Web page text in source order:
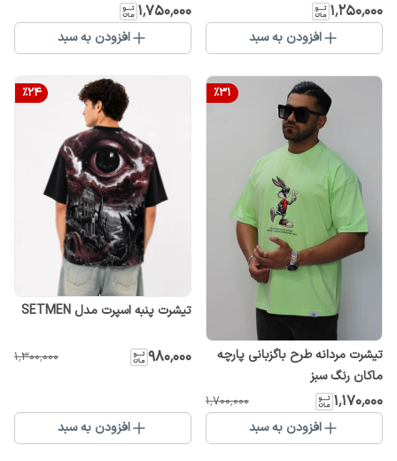
۱٬۲۵۰٬۰۰۰
افزودن به سبد
۱٬۷۵۰٬۰۰۰
افزودن به سبد
%31
تیشرت مردانه طرح باگزبانی پارچه
ماکان رنگ سبز
۱٬۱۷۰٬۰۰۰ ۱٬۷۰۰٬۰۰۰
افزودن به سبد
%24
تیشرت پنبه اسپرت مدل SETMEN
۹۸۰٬۰۰۰ ۱٬۳۰۰٬۰۰۰
افزودن به سبد